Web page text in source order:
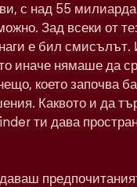
с над 55 милиарда
Зад всеки от
е бил
иначе нямаше да
което започва
Каквото и да
ти дава